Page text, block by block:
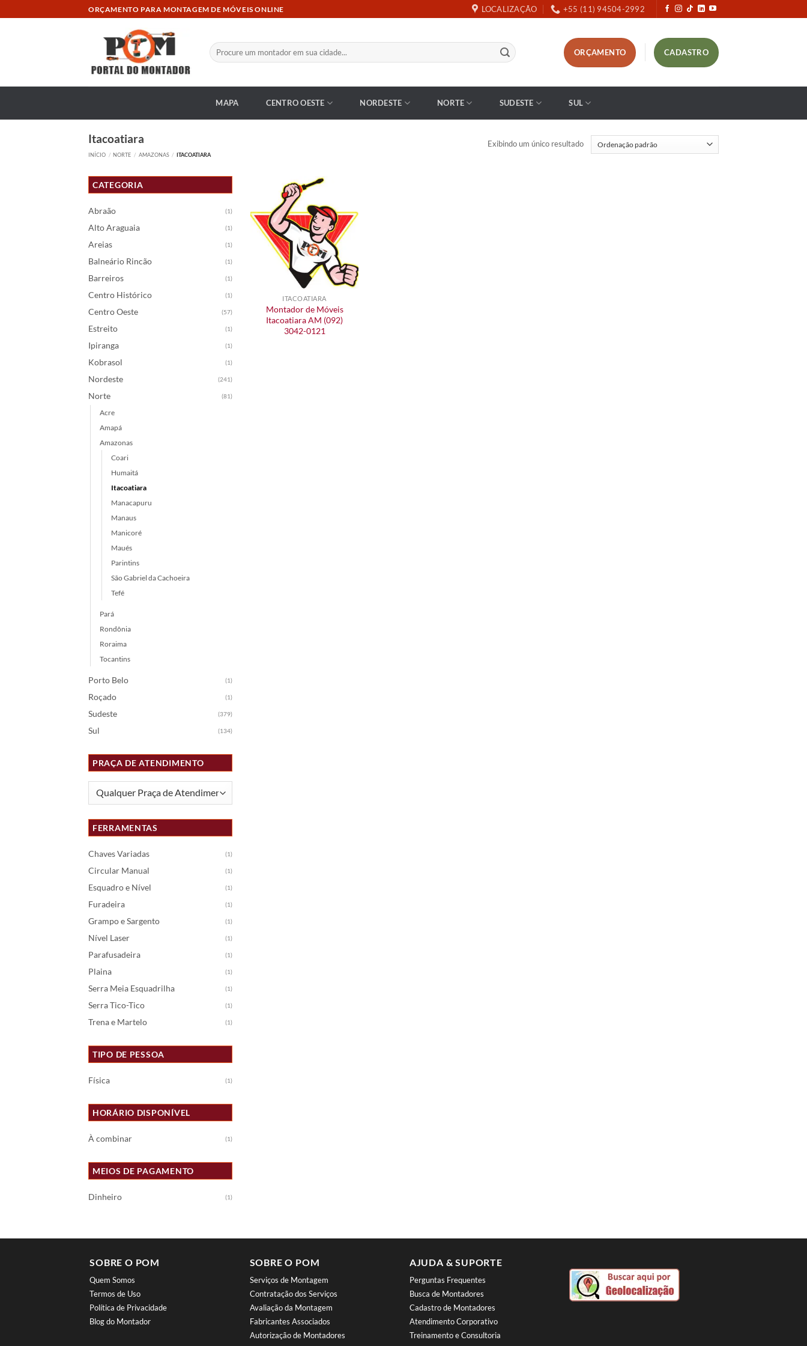
to
ORÇAMENTO PARA MONTAGEM DE MÓVEIS ONLINE LOCALIZAÇÃO +55 (11) 94504-2992
Pesquisar
por:
ORÇAMENTO CADASTRO
MAPA CENTRO OESTE NORDESTE NORTE SUDESTE SUL
Itacoatiara
INÍCIO / NORTE / AMAZONAS / ITACOATIARA
Exibindo um único resultado
CATEGORIA
Abraão (1)
Alto Araguaia (1)
Areias (1)
Balneário Rincão (1)
Barreiros (1)
Centro Histórico (1)
Centro Oeste (57)
Estreito (1)
Ipiranga (1)
Kobrasol (1)
Nordeste (241)
Norte (81)
Acre
Amapá
Amazonas
Coari
Humaitá
Itacoatiara
Manacapuru
Manaus
Manicoré
Maués
Parintins
São Gabriel da Cachoeira
Tefé
Pará
Rondônia
Roraima
Tocantins
Porto Belo (1)
Roçado (1)
Sudeste (379)
Sul (134)
PRAÇA DE ATENDIMENTO
FERRAMENTAS
Chaves Variadas (1)
Circular Manual (1)
Esquadro e Nível (1)
Furadeira (1)
Grampo e Sargento (1)
Nível Laser (1)
Parafusadeira (1)
Plaina (1)
Serra Meia Esquadrilha (1)
Serra Tico-Tico (1)
Trena e Martelo (1)
TIPO DE PESSOA
Física (1)
HORÁRIO DISPONÍVEL
À combinar (1)
MEIOS DE PAGAMENTO
Dinheiro (1)
ITACOATIARA
Montador de Móveis
Itacoatiara AM (092)
3042-0121
SOBRE O POM
Quem Somos
Termos de Uso
Política de Privacidade
Blog do Montador
SOBRE O POM
Serviços de Montagem
Contratação dos Serviços
Avaliação da Montagem
Fabricantes Associados
Autorização de Montadores
AJUDA & SUPORTE
Perguntas Frequentes
Busca de Montadores
Cadastro de Montadores
Atendimento Corporativo
Treinamento e Consultoria